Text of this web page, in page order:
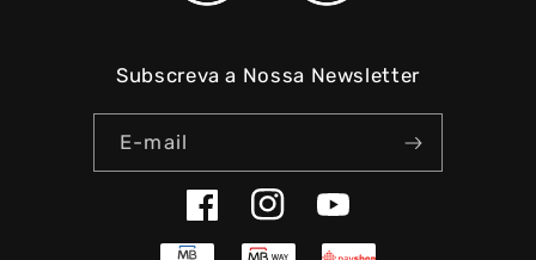
Subscreva a Nossa Newsletter
E-mail
FacebookInstagramYouTube